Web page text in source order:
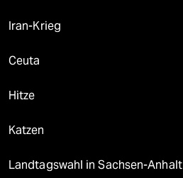
Iran-Krieg
Ceuta
Hitze
Katzen
Landtagswahl in Sachsen-Anhalt